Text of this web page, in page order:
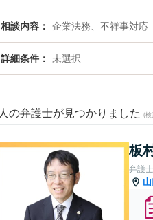
相談内容 企業法務、不祥事対応
詳細条件 未選択
人の弁護士が見つかりました (検
板
弁護